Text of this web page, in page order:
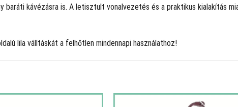
baráti kávézásra is. A letisztult vonalvezetés és a praktikus kialakítás
lila válltáskát a felhőtlen mindennapi használathoz!